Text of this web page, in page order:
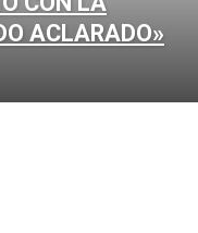
ACLARADO»